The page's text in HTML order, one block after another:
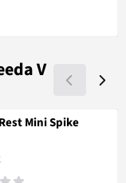
V
Mini Spike